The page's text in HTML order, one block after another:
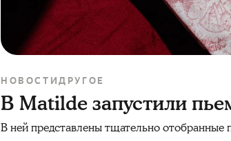
НОВОСТИДРУГОЕ
В Matilde запустили
В ней представлены тщательно отобранные